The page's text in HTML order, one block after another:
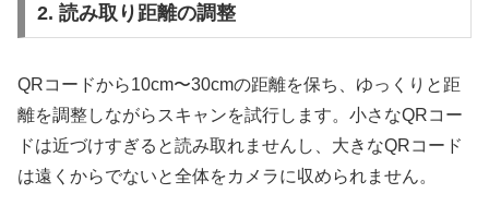
2. 読み取り距離の調整
QRコードから10cm〜30cmの距離を保ち、ゆっくりと距
離を調整しながらスキャンを試行します。小さなQRコー
ドは近づけすぎると読み取れませんし、大きなQRコード
は遠くからでないと全体をカメラに収められません。